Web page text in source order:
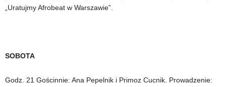
„Uratujmy Afrobeat w Warszawie”.
SOBOTA
Godz. 21 Gościnnie: Ana Pepelnik i Primoz Cucnik. Prowadzenie: